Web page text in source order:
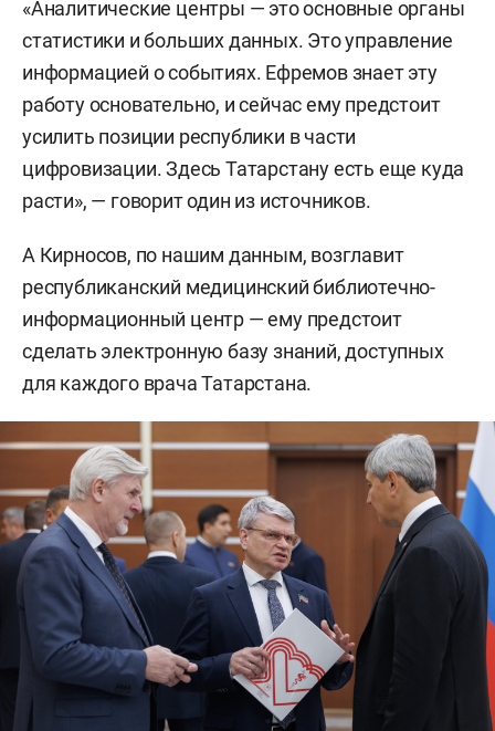
«Аналитические центры — это основные органы
статистики и больших данных. Это управление
информацией о событиях. Ефремов знает эту
работу основательно, и сейчас ему предстоит
усилить позиции республики в части
цифровизации. Здесь Татарстану есть еще куда
расти», — говорит один из источников.
А Кирносов, по нашим данным, возглавит
республиканский медицинский библиотечно-
информационный центр — ему предстоит
сделать электронную базу знаний, доступных
для каждого врача Татарстана.